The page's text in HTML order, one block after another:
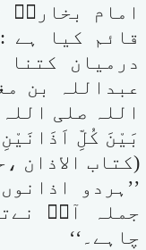
امام بخاریؒ
قائم کیا ہے
درمیان
عبداللہ بن
اللہ صلی
بَیْنَ کُلِّ
(کتاب الاذان
’’ہردو
جملہ آپؐ
چاہے۔‘‘